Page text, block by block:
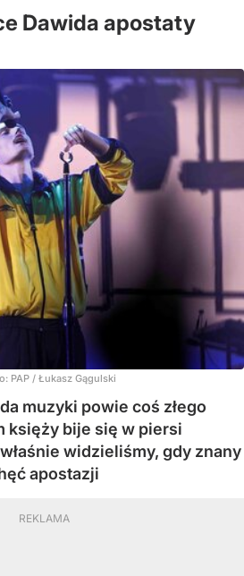
Dawida apostaty
PAP / Łukasz Gągulski
muzyki powie coś złego
księży bije się w piersi
widzieliśmy, gdy znany
apostazji